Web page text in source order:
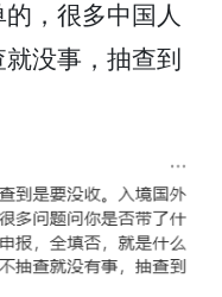
，很多中国人
没事，抽查到